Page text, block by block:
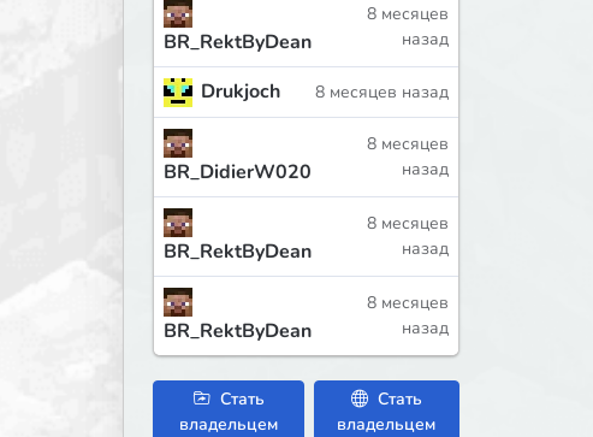
BR_RektByDean
8 месяцев
назад
Drukjoch 8 месяцев назад
BR_DidierW020
8 месяцев
назад
BR_RektByDean
8 месяцев
назад
BR_RektByDean
8 месяцев
назад
Стать
владельцем
Стать
владельцем